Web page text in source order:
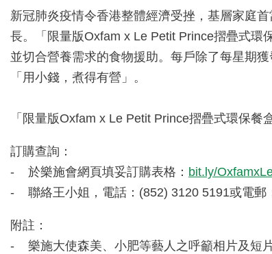
新冠肺炎疫情令香港整體經濟受挫，基層家庭
長。「限量版Oxfam x Le Petit Prince摺疊式環
並切合營養需求的食物援助。每戶除了每星期
「用小錢，煮得有營」。
「限量版Oxfam x Le Petit Prince摺疊式環保
訂購查詢：
- 於樂施會網頁填妥訂購表格： bit.ly/
- 聯絡王小姐，電話：(852) 3120 5191或電郵
附註：
- 樂施大使森美、小肥等藝人之呼籲相片及短